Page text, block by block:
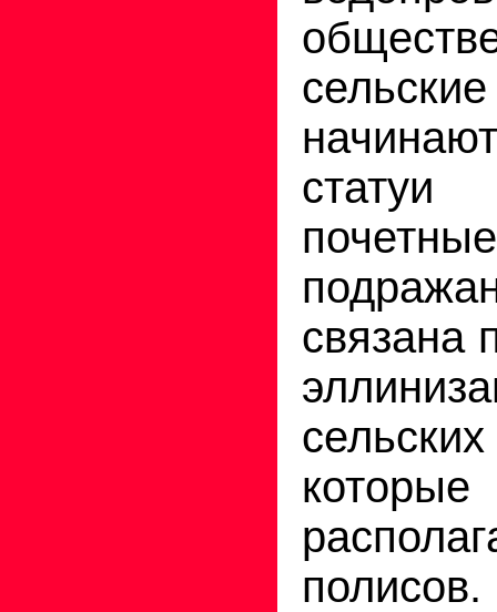
связана
которые
полисов.